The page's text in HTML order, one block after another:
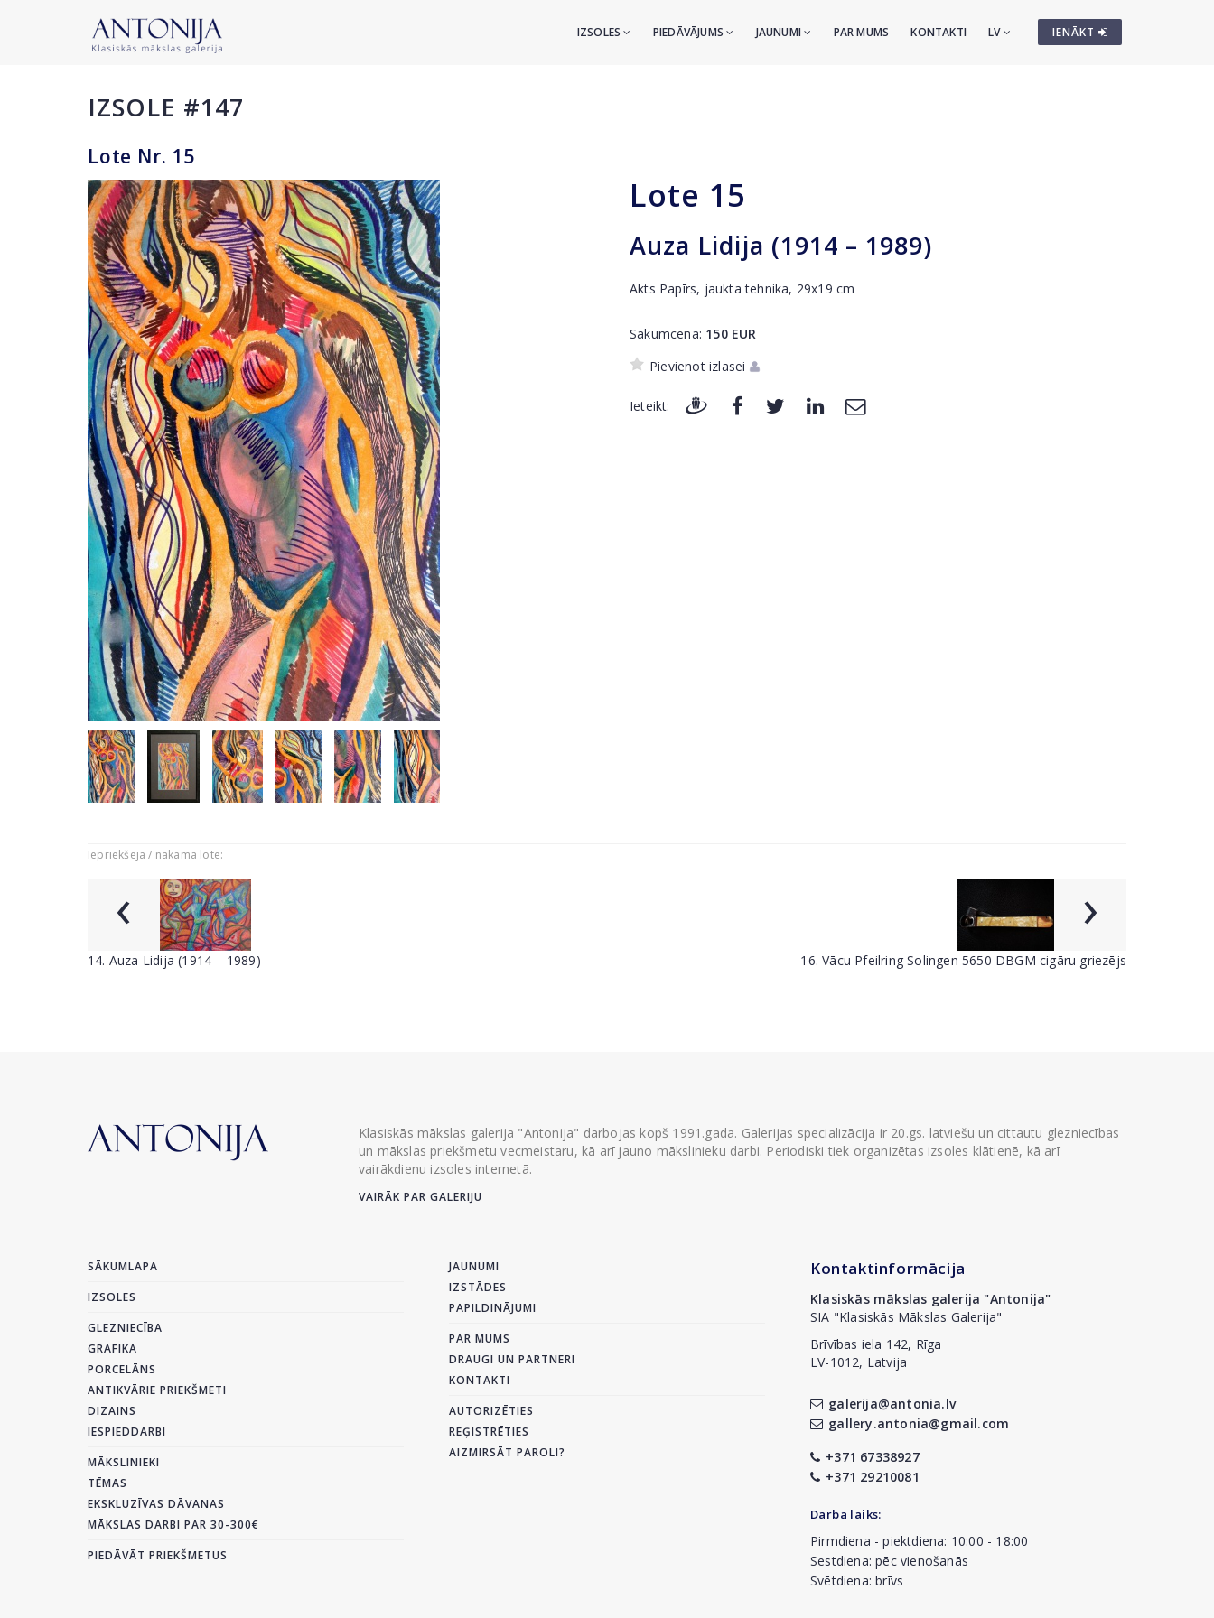
IENĀKT
IZSOLES PIEDĀVĀJUMS JAUNUMI PAR MUMS KONTAKTI LV
IZSOLE #147
Lote Nr. 15
Lote 15
Auza Lidija (1914 – 1989)
Akts Papīrs, jaukta tehnika, 29x19 cm
Sākumcena: 150EUR
Pievienot izlasei
Ieteikt:
Iepriekšējā / nākamā lote:
‹
14. Auza Lidija (1914 – 1989)
›
16. Vācu Pfeilring Solingen 5650 DBGM cigāru griezējs
Klasiskās mākslas galerija "Antonija" darbojas kopš 1991.gada. Galerijas specializācija ir 20.gs. latviešu un cittautu glezniecības
un mākslas priekšmetu vecmeistaru, kā arī jauno mākslinieku darbi. Periodiski tiek organizētas izsoles klātienē, kā arī
vairākdienu izsoles internetā.
VAIRĀK PAR GALERIJU
SĀKUMLAPA
IZSOLES
GLEZNIECĪBA
GRAFIKA
PORCELĀNS
ANTIKVĀRIE PRIEKŠMETI
DIZAINS
IESPIEDDARBI
MĀKSLINIEKI
TĒMAS
EKSKLUZĪVAS DĀVANAS
MĀKSLAS DARBI PAR 30-300€
PIEDĀVĀT PRIEKŠMETUS
JAUNUMI
IZSTĀDES
PAPILDINĀJUMI
PAR MUMS
DRAUGI UN PARTNERI
KONTAKTI
AUTORIZĒTIES
REĢISTRĒTIES
AIZMIRSĀT PAROLI?
Kontaktinformācija
Klasiskās mākslas galerija "Antonija"
SIA "Klasiskās Mākslas Galerija"
Brīvības iela 142, Rīga
LV-1012, Latvija
galerija@antonia.lv
gallery.antonia@gmail.com
+371 67338927
+371 29210081
Darba laiks:
Pirmdiena - piektdiena: 10:00 - 18:00
Sestdiena: pēc vienošanās
Svētdiena: brīvs